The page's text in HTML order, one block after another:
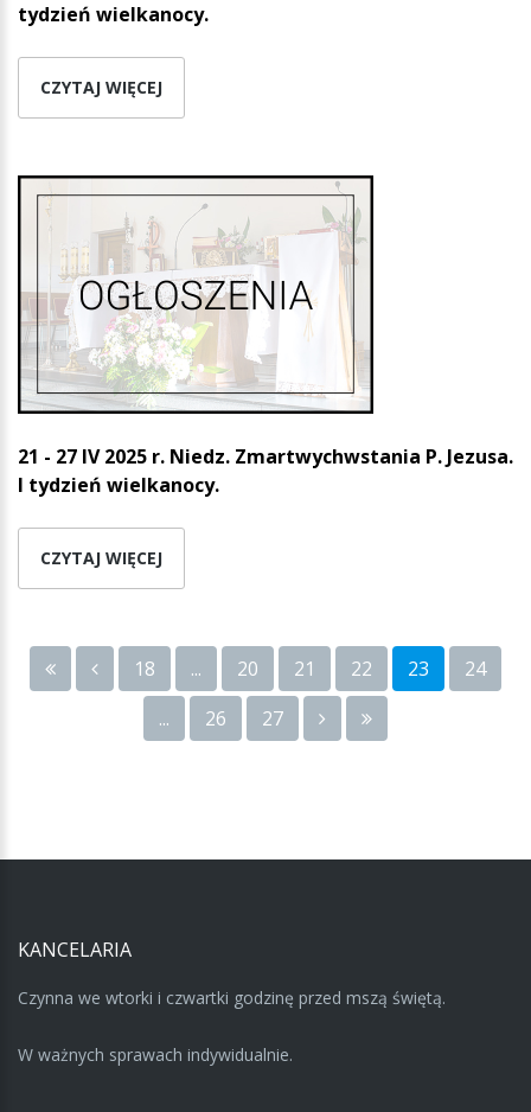
tydzień wielkanocy.
CZYTAJ WIĘCEJ
21 - 27 IV 2025 r. Niedz. Zmartwychwstania P. Jezusa.
I tydzień wielkanocy.
CZYTAJ WIĘCEJ
18 ... 20 21 22 23
24
...
26 27
KANCELARIA
Czynna we wtorki i czwartki godzinę przed mszą świętą.
W ważnych sprawach indywidualnie.